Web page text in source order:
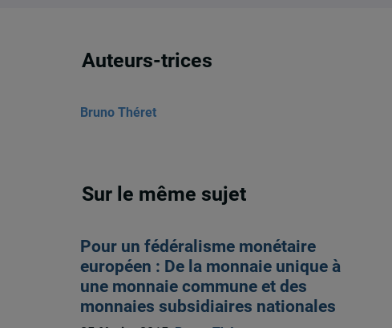
Auteurs-trices
Bruno Théret
Sur le même sujet
Pour un fédéralisme monétaire
européen : De la monnaie unique à
une monnaie commune et des
monnaies subsidiaires nationales